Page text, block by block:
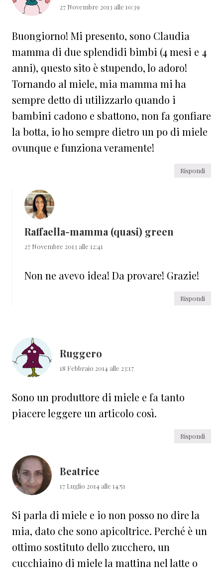
27 Novembre 2013 alle 10:39
Buongiorno! Mi presento, sono Claudia
mamma di due splendidi bimbi (4 mesi e 4
anni), questo sito è stupendo, lo adoro!
Tornando al miele, mia mamma mi ha
sempre detto di utilizzarlo quando i
bambini cadono e sbattono, non fa gonfiare
la botta, io ho sempre dietro un po di miele
ovunque e funziona veramente!
Rispondi
Raffaella-mamma (quasi) green
27 Novembre 2013 alle 12:41
Non ne avevo idea! Da provare! Grazie!
Rispondi
Ruggero
18 Febbraio 2014 alle 23:17
Sono un produttore di miele e fa tanto
piacere leggere un articolo così.
Rispondi
Beatrice
17 Luglio 2014 alle 14:51
Si parla di miele e io non posso no dire la
mia, dato che sono apicoltrice. Perché è un
ottimo sostituto dello zucchero, un
cucchiaino di miele la mattina nel latte o